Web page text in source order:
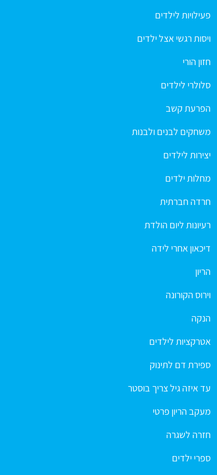
פעילויות לילדים
ויסות רגשי אצל ילדים
חזון הורי
סלולרי לילדים
הפרעת קשב
משחקים לבנים ולבנות
יצירות לילדים
מחלות ילדים
חרדה חברתית
רעיונות ליום הולדת
דיכאון אחרי לידה
הריון
וירוס הקורונה
הנקה
אטרקציות לילדים
ספירת דם לתינוק
עד איזה גיל צריך בוסטר
מעקב הריון פרטי
חזרה לשגרה
ספרי ילדים